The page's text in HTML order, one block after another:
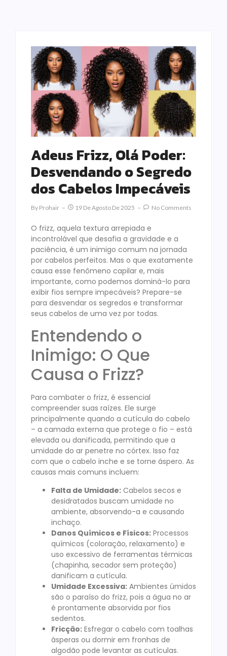
Adeus Frizz, Olá Poder:
Desvendando o Segredo
dos Cabelos Impecáveis
By Prohair 19 De Agosto De 2025 No Comments
O frizz, aquela textura arrepiada e
incontrolável que desafia a gravidade e a
paciência, é um inimigo comum na jornada
por cabelos perfeitos. Mas o que exatamente
causa esse fenômeno capilar e, mais
importante, como podemos dominá-lo para
exibir fios sempre impecáveis? Prepare-se
para desvendar os segredos e transformar
seus cabelos de uma vez por todas.
Entendendo o
Inimigo: O Que
Causa o Frizz?
Para combater o frizz, é essencial
compreender suas raízes. Ele surge
principalmente quando a cutícula do cabelo
– a camada externa que protege o fio – está
elevada ou danificada, permitindo que a
umidade do ar penetre no córtex. Isso faz
com que o cabelo inche e se torne áspero. As
causas mais comuns incluem:
Falta de Umidade: Cabelos secos e
desidratados buscam umidade no
ambiente, absorvendo-a e causando
inchaço.
Danos Químicos e Físicos: Processos
químicos (coloração, relaxamento) e
uso excessivo de ferramentas térmicas
(chapinha, secador sem proteção)
danificam a cutícula.
Umidade Excessiva: Ambientes úmidos
são o paraíso do frizz, pois a água no ar
é prontamente absorvida por fios
sedentos.
Fricção: Esfregar o cabelo com toalhas
ásperas ou dormir em fronhas de
algodão pode levantar as cutículas.